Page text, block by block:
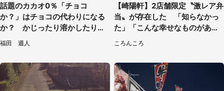
話題のカカオ0％「チョコ
か？」はチョコの代わりになる
か？ かじったり溶かしたりし
て食べてみた
福田 週人
【崎陽軒】2店舗限定〝激レア弁
当〟が存在した 「知らなかっ
た」「こんな幸せなものがあっ
ころんころ